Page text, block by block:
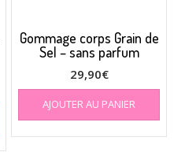
Gommage corps Grain de
Sel – sans parfum
29,90€
AJOUTER AU PANIER